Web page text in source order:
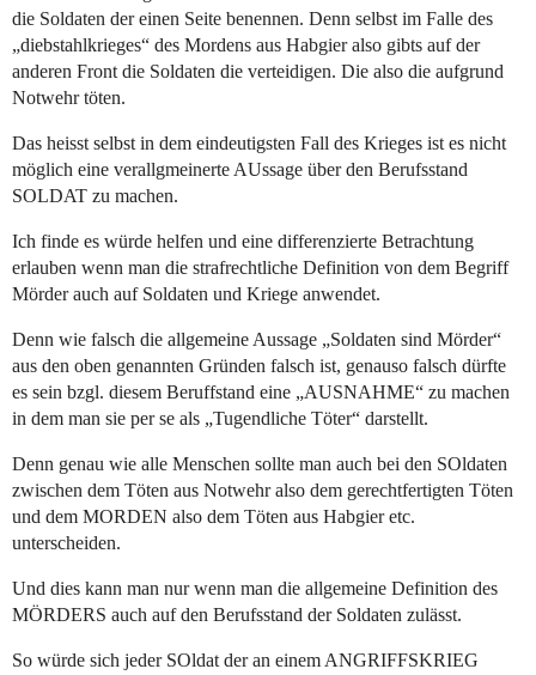
die Soldaten der einen Seite benennen. Denn selbst im Falle des
„diebstahlkrieges“ des Mordens aus Habgier also gibts auf der
anderen Front die Soldaten die verteidigen. Die also die aufgrund
Notwehr töten.
Das heisst selbst in dem eindeutigsten Fall des Krieges ist es nicht
möglich eine verallgmeinerte AUssage über den Berufsstand
SOLDAT zu machen.
Ich finde es würde helfen und eine differenzierte Betrachtung
erlauben wenn man die strafrechtliche Definition von dem Begriff
Mörder auch auf Soldaten und Kriege anwendet.
Denn wie falsch die allgemeine Aussage „Soldaten sind Mörder“
aus den oben genannten Gründen falsch ist, genauso falsch dürfte
es sein bzgl. diesem Beruffstand eine „AUSNAHME“ zu machen
in dem man sie per se als „Tugendliche Töter“ darstellt.
Denn genau wie alle Menschen sollte man auch bei den SOldaten
zwischen dem Töten aus Notwehr also dem gerechtfertigten Töten
und dem MORDEN also dem Töten aus Habgier etc.
unterscheiden.
Und dies kann man nur wenn man die allgemeine Definition des
MÖRDERS auch auf den Berufsstand der Soldaten zulässt.
So würde sich jeder SOldat der an einem ANGRIFFSKRIEG